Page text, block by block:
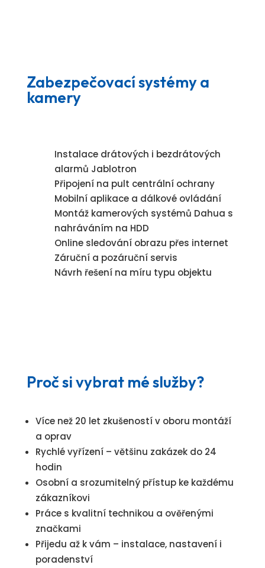
Zabezpečovací systémy a
kamery
Instalace drátových i bezdrátových
alarmů Jablotron
Připojení na pult centrální ochrany
Mobilní aplikace a dálkové ovládání
Montáž kamerových systémů Dahua s
nahráváním na HDD
Online sledování obrazu přes internet
Záruční a pozáruční servis
Návrh řešení na míru typu objektu
Proč si vybrat mé služby?
Více než 20 let zkušeností v oboru montáží
a oprav
Rychlé vyřízení – většinu zakázek do 24
hodin
Osobní a srozumitelný přístup ke každému
zákazníkovi
Práce s kvalitní technikou a ověřenými
značkami
Přijedu až k vám – instalace, nastavení i
poradenství